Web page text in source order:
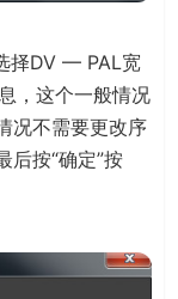
择DV — PAL宽
，这个一般情况
况不需要更改序
后按“确定”按